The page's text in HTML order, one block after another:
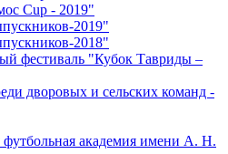
Cup - 2019"
2019"
2018"
фестиваль "Кубок Тавриды –
дворовых и сельских команд -
академия имени А. Н.